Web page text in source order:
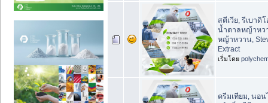
สตีเวีย, รีเบาดิโ
น้ำตาลหญ้าหว
หญ้าหวาน,
Extract
เริ่มโดย
ครีมเทียม, นอน